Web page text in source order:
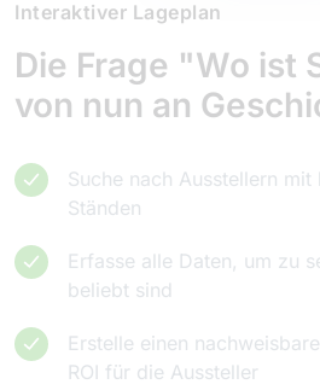
Interaktiver Lageplan
Die Frage "Wo ist
von nun an
Suche nach Ausstellern
Ständen
Erfasse alle Daten, um zu
beliebt sind
Erstelle einen
ROI für die Aussteller